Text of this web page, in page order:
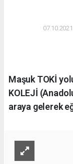
Maşuk TOKİ
KOLEJİ
araya gelerek